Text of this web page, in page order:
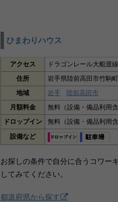
ひまわりハウス
アクセス
ドラゴンレール大船渡
住所
岩手県陸前高田市竹駒
地域
岩手
陸前高田市
月額料金
無料（設備・備品利用含
ドロップイン
無料（設備・備品利用含
設備など
お探しの条件で自分に合うコワー
してみてください。
都道府県から探す